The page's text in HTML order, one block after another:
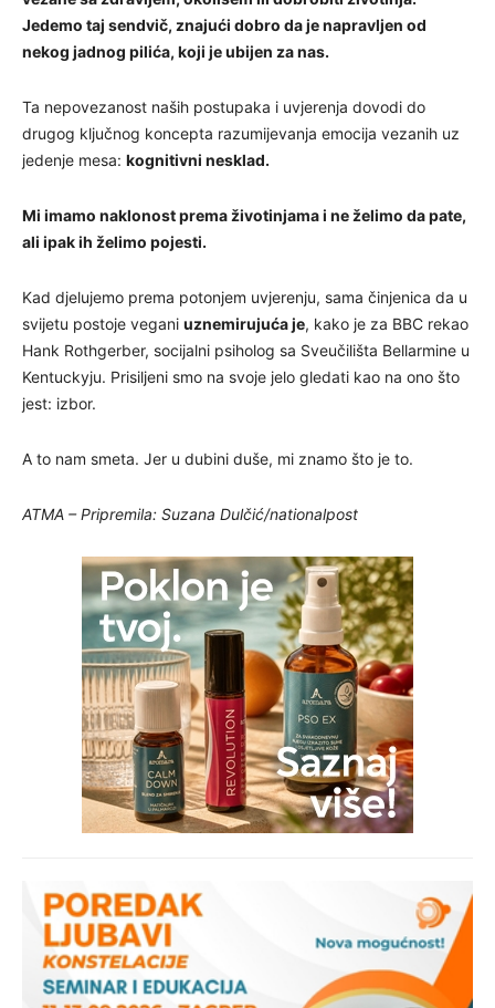
Jedemo taj sendvič, znajući dobro da je napravljen od
nekog jadnog pilića, koji je ubijen za nas.
Ta nepovezanost naših postupaka i uvjerenja dovodi do
drugog ključnog koncepta razumijevanja emocija vezanih uz
jedenje mesa: kognitivni nesklad.
Mi imamo naklonost prema životinjama i ne želimo da pate,
ali ipak ih želimo pojesti.
Kad djelujemo prema potonjem uvjerenju, sama činjenica da u
svijetu postoje vegani uznemirujuća je, kako je za BBC rekao
Hank Rothgerber, socijalni psiholog sa Sveučilišta Bellarmine u
Kentuckyju. Prisiljeni smo na svoje jelo gledati kao na ono što
jest: izbor.
A to nam smeta. Jer u dubini duše, mi znamo što je to.
ATMA – Pripremila: Suzana Dulčić/nationalpost